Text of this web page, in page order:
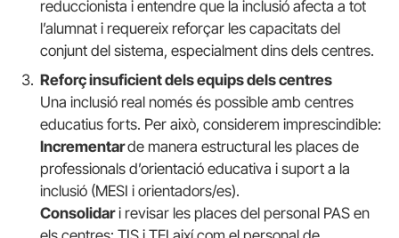
reduccionista i entendre que la inclusió afecta a tot
l’alumnat i requereix reforçar les capacitats del
conjunt del sistema, especialment dins dels centres.
Reforç insuficient dels equips dels centres
Una inclusió real només és possible amb centres
educatius forts. Per això, considerem imprescindible:
Incrementarde manera estructural les places de
professionals d’orientació educativa i suport a la
inclusió (MESI i orientadors/es).
Consolidari revisar les places del personal PAS en